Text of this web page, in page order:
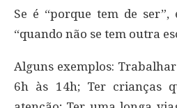
Se é “porque tem de
“quando não se tem outra
Alguns exemplos:
6h às 14h; Ter crianças